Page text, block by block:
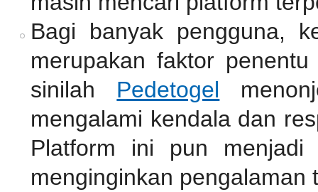
Bagi banyak pengguna,
merupakan faktor
sinilah Pedetogel
mengalami kendala dan
Platform ini pun
menginginkan pengalaman